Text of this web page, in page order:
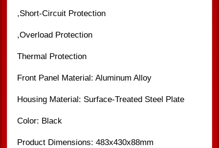
Short-Circuit Protection,
Overload Protection,
Thermal Protection
Front Panel Material: Aluminum Alloy
Housing Material: Surface-Treated Steel Plate
Color: Black
Product Dimensions: 483x430x88mm